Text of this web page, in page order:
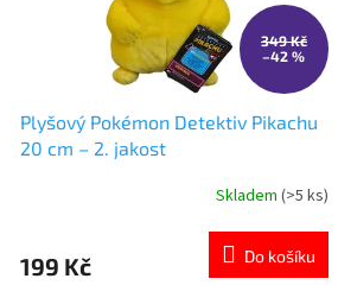
349 Kč
–42 %
Plyšový Pokémon Detektiv Pikachu
20 cm – 2. jakost
je
Skladem (>5 ks)
199 Kč Do košíku